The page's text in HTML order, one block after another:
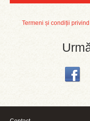
Termeni și condiții